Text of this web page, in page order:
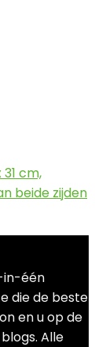
cm,
beide zijden
in-één
die de beste
en u op de
Alle